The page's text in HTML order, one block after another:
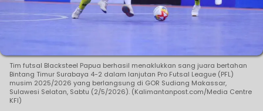
Tim futsal Blacksteel Papua berhasil menaklukkan sang juara bertahan
Bintang Timur Surabaya 4-2 dalam lanjutan Pro Futsal League (PFL)
musim 2025/2026 yang berlangsung di GOR Sudiang Makassar,
Sulawesi Selatan, Sabtu (2/5/2026). (Kalimantanpost.com/Media Centre
KFI)